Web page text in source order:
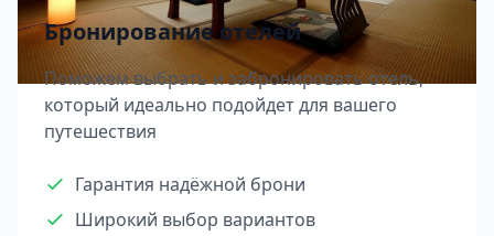
Бронирование отелей
Поможем выбрать и забронировать отель,
который идеально подойдет для вашего
путешествия
Гарантия надёжной брони
Широкий выбор вариантов